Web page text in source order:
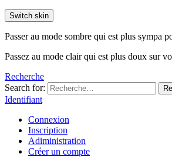
Switch skin
Passer au mode sombre qui est plus sympa
Passez au mode clair qui est plus doux sur
Recherche
Search for:
Identifiant
Connexion
Inscription
Adiministration
Créer un compte